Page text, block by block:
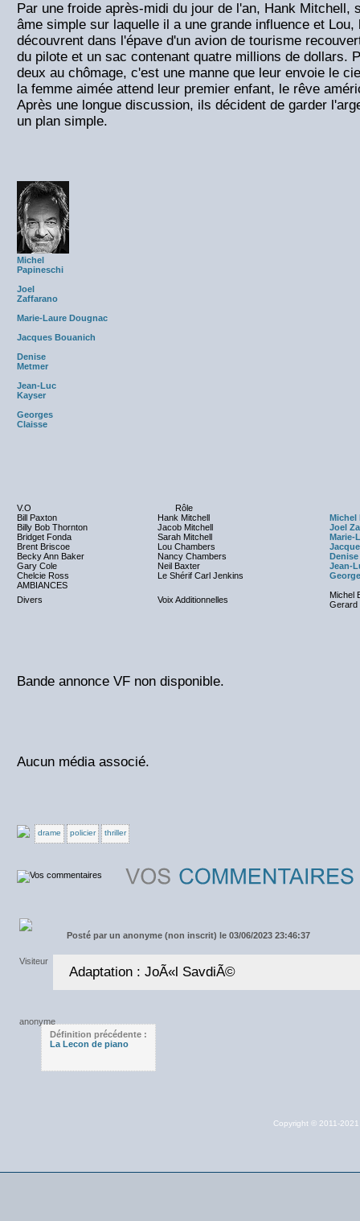
Par une froide après-midi du jour de l'an, Hank Mitchell,
âme simple sur laquelle il a une grande influence et
découvrent dans l'épave d'un avion de tourisme
du pilote et un sac contenant quatre millions de dollars.
deux au chômage, c'est une manne que leur envoie le
la femme aimée attend leur premier enfant, le rêve
Après une longue discussion, ils décident de garder
un plan simple.
Michel
Papineschi
Joel
Zaffarano
Marie-Laure Dougnac
Jacques Bouanich
Denise
Metmer
Jean-Luc
Kayser
Georges
Claisse
V.O
Rôle
Bill Paxton
Hank Mitchell
Michel
Billy Bob Thornton
Jacob Mitchell
Joel
Bridget Fonda
Sarah Mitchell
Marie-
Brent Briscoe
Lou Chambers
Becky Ann Baker
Nancy Chambers
Gary Cole
Neil Baxter
Jean-
Chelcie Ross
Le Shérif Carl Jenkins
AMBIANCES
Divers
Voix Additionnelles
Michel
Gerard
Bande annonce VF non disponible.
Aucun média associé.
drame policier thriller
Posté par un anonyme (non inscrit) le 03/06/2023 23:46:37
Adaptation : JoÃ«l SavdiÃ©
Définition précédente :
La Lecon de piano
Copyright © 2011-